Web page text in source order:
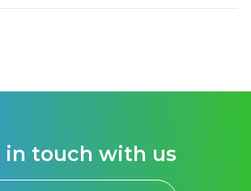
in touch with us